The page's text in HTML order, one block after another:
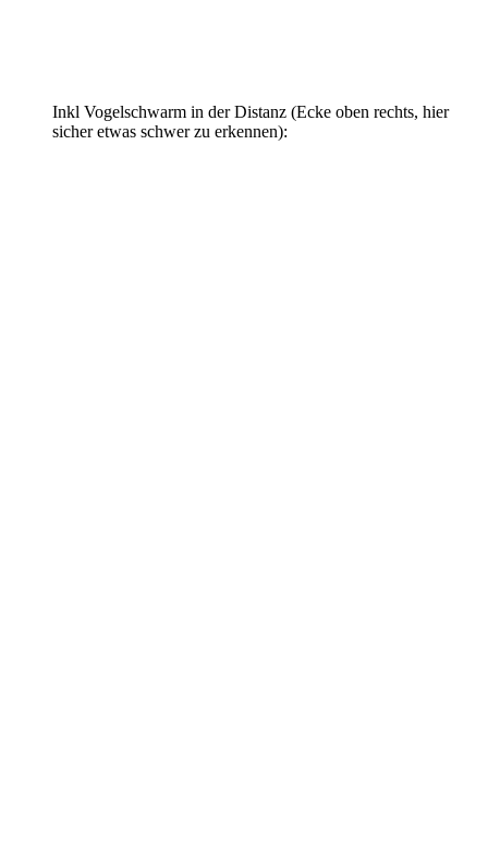
Inkl Vogelschwarm in der Distanz (Ecke oben rechts, hier
sicher etwas schwer zu erkennen):